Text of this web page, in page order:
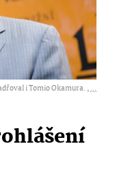
i Tomio Okamura. ,...